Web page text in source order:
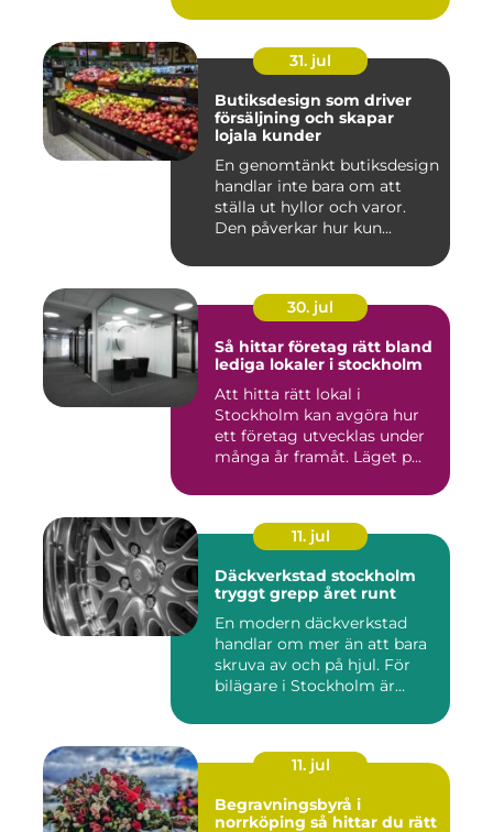
31. jul
Butiksdesign som driver
försäljning och skapar
lojala kunder
En genomtänkt butiksdesign
handlar inte bara om att
ställa ut hyllor och varor.
Den påverkar hur kun...
30. jul
Så hittar företag rätt bland
lediga lokaler i stockholm
Att hitta rätt lokal i
Stockholm kan avgöra hur
ett företag utvecklas under
många år framåt. Läget p...
11. jul
Däckverkstad stockholm
tryggt grepp året runt
En modern däckverkstad
handlar om mer än att bara
skruva av och på hjul. För
bilägare i Stockholm är...
11. jul
Begravningsbyrå i
norrköping så hittar du rätt